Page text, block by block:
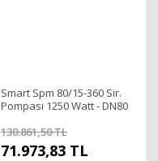
Smart Spm 80/15-360 Sir.
Pompası 1250 Watt - DN80
130.861,50 TL
71.973,83 TL